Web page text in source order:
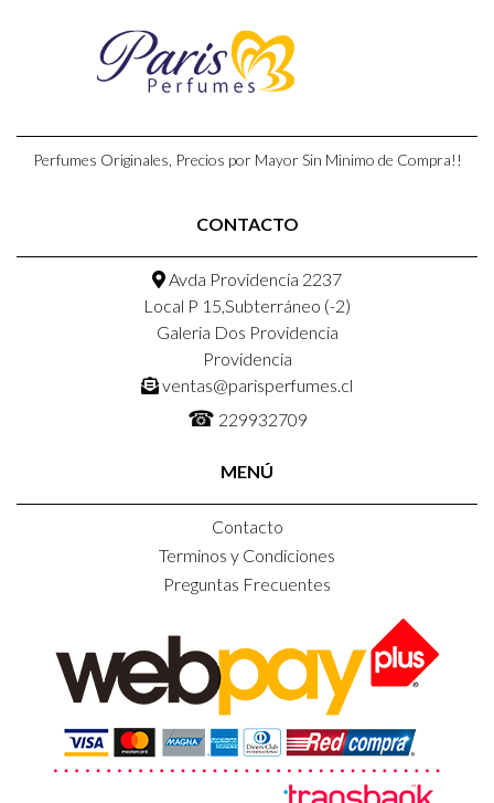
Perfumes Originales, Precios por Mayor Sin Minimo de Compra!!
CONTACTO
Avda Providencia 2237
Local P 15,Subterráneo (-2)
Galeria Dos Providencia
Providencia
ventas@parisperfumes.cl
☎ 229932709
MENÚ
Contacto
Terminos y Condiciones
Preguntas Frecuentes